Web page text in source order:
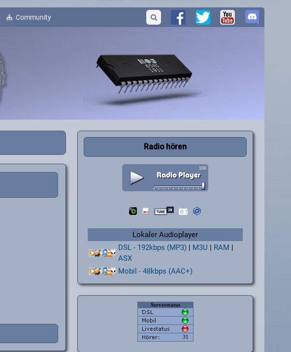
Community
Radio hören
Lokaler Audioplayer
DSL - 192kbps (MP3) | M3U | RAM |
ASX
Mobil - 48kbps (AAC+)